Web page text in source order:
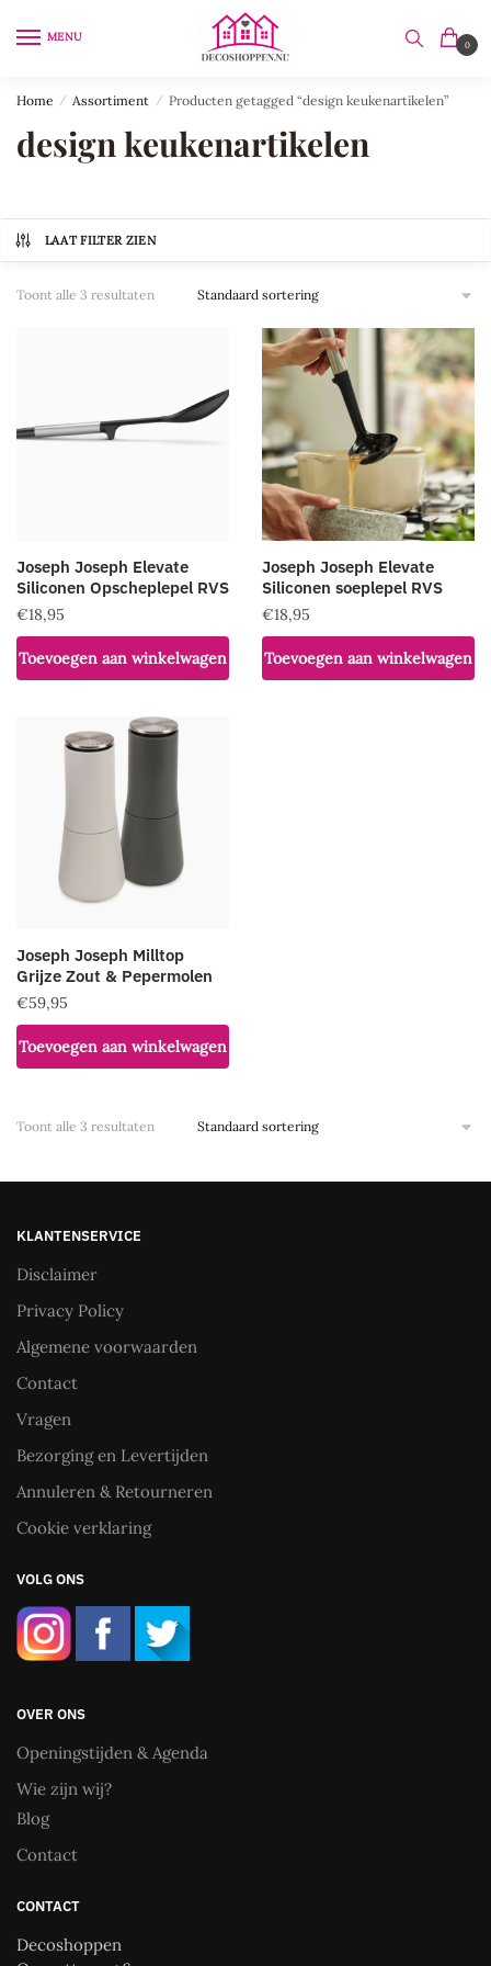
MENU
0
Home / Assortiment / Producten getagged “design keukenartikelen”
design keukenartikelen
LAAT FILTER ZIEN
Toont alle 3 resultaten
Joseph Joseph Elevate
Siliconen Opscheplepel RVS
€18,95
Toevoegen aan winkelwagen
Joseph Joseph Elevate
Siliconen soeplepel RVS
€18,95
Toevoegen aan winkelwagen
Joseph Joseph Milltop
Grijze Zout & Pepermolen
€59,95
Toevoegen aan winkelwagen
Toont alle 3 resultaten
KLANTENSERVICE
Disclaimer
Privacy Policy
Algemene voorwaarden
Contact
Vragen
Bezorging en Levertijden
Annuleren & Retourneren
Cookie verklaring
VOLG ONS
OVER ONS
Openingstijden & Agenda
Wie zijn wij?
Blog
Contact
CONTACT
Decoshoppen